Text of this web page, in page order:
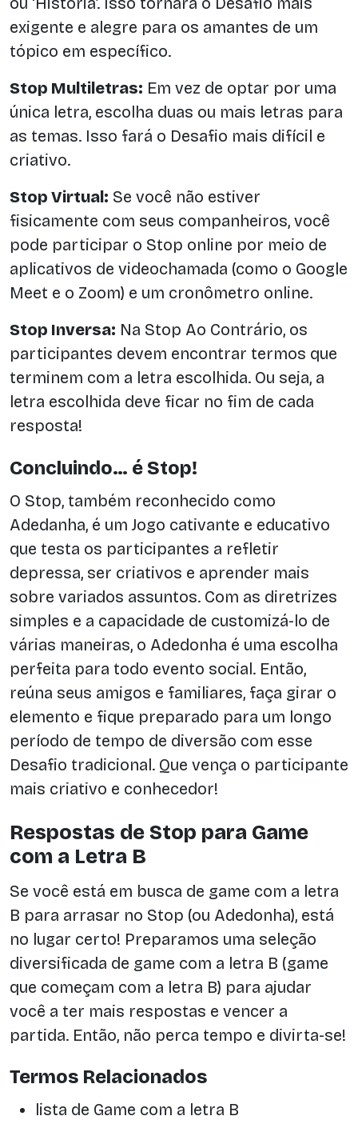
exigente e alegre para os amantes de um
tópico em específico.
Stop Multiletras: Em vez de optar por uma
única letra, escolha duas ou mais letras para
as temas. Isso fará o Desafio mais difícil e
criativo.
Stop Virtual: Se você não estiver
fisicamente com seus companheiros, você
pode participar o Stop online por meio de
aplicativos de videochamada (como o Google
Meet e o Zoom) e um cronômetro online.
Stop Inversa: Na Stop Ao Contrário, os
participantes devem encontrar termos que
terminem com a letra escolhida. Ou seja, a
letra escolhida deve ficar no fim de cada
resposta!
Concluindo… é Stop!
O Stop, também reconhecido como
Adedanha, é um Jogo cativante e educativo
que testa os participantes a refletir
depressa, ser criativos e aprender mais
sobre variados assuntos. Com as diretrizes
simples e a capacidade de customizá-lo de
várias maneiras, o Adedonha é uma escolha
perfeita para todo evento social. Então,
reúna seus amigos e familiares, faça girar o
elemento e fique preparado para um longo
período de tempo de diversão com esse
Desafio tradicional. Que vença o participante
mais criativo e conhecedor!
Respostas de Stop para Game
com a Letra B
Se você está em busca de game com a letra
B para arrasar no Stop (ou Adedonha), está
no lugar certo! Preparamos uma seleção
diversificada de game com a letra B (game
que começam com a letra B) para ajudar
você a ter mais respostas e vencer a
partida. Então, não perca tempo e divirta-se!
Termos Relacionados
lista de Game com a letra B